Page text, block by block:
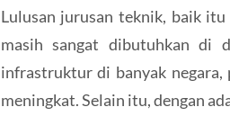
Lulusan jurusan teknik, baik
masih sangat dibutuhkan di
infrastruktur di banyak
meningkat. Selain itu, dengan